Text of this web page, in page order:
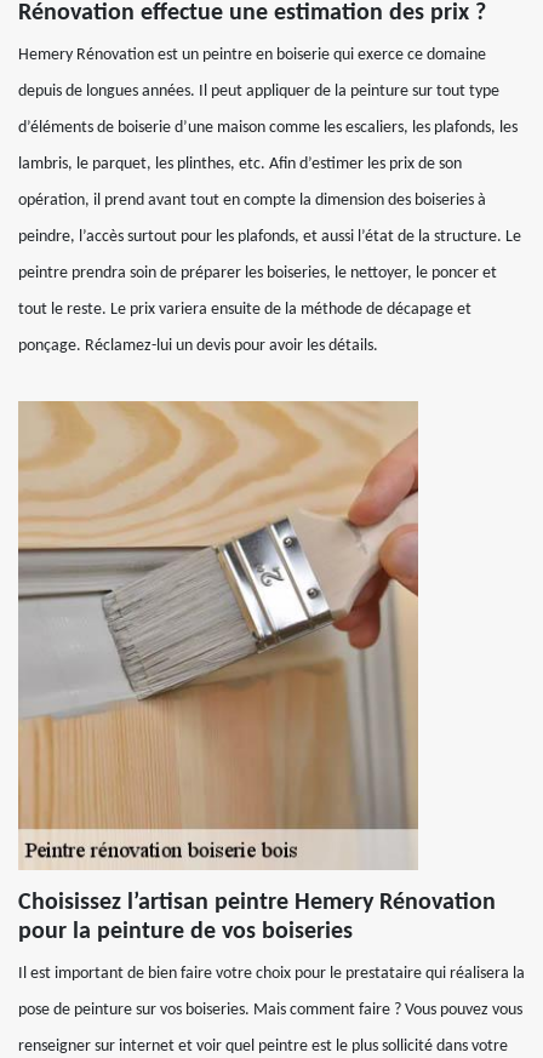
Rénovation effectue une estimation des prix ?
Hemery Rénovation est un peintre en boiserie qui exerce ce domaine
depuis de longues années. Il peut appliquer de la peinture sur tout type
d’éléments de boiserie d’une maison comme les escaliers, les plafonds, les
lambris, le parquet, les plinthes, etc. Afin d’estimer les prix de son
opération, il prend avant tout en compte la dimension des boiseries à
peindre, l’accès surtout pour les plafonds, et aussi l’état de la structure. Le
peintre prendra soin de préparer les boiseries, le nettoyer, le poncer et
tout le reste. Le prix variera ensuite de la méthode de décapage et
ponçage. Réclamez-lui un devis pour avoir les détails.
Choisissez l’artisan peintre Hemery Rénovation
pour la peinture de vos boiseries
Il est important de bien faire votre choix pour le prestataire qui réalisera la
pose de peinture sur vos boiseries. Mais comment faire ? Vous pouvez vous
renseigner sur internet et voir quel peintre est le plus sollicité dans votre